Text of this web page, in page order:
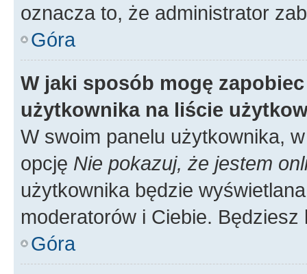
oznacza to, że administrator
Góra
W jaki sposób mogę
użytkownika na liście
W swoim panelu użytkownika,
opcję Nie pokazuj, że jestem
użytkownika będzie
moderatorów i Ciebie.
Góra